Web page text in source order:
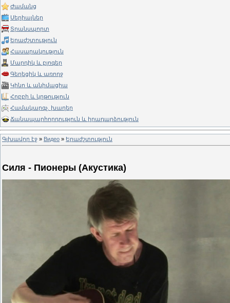
Ժամանց
Սերիալներ
Տրանսպորտ
Երաժշտություն
Հասարակություն
Մարդիկ և բլոգեր
Գեղեցիկ և առողջ
Կինո և անիմացիա
Հոբբի և կրթություն
Համակարգչ. խաղեր
Ճանապարհորդություն և իրադարձություն
Գլխավոր էջ » Видео » Երաժշտություն
Силя - Пионеры (Акустика)